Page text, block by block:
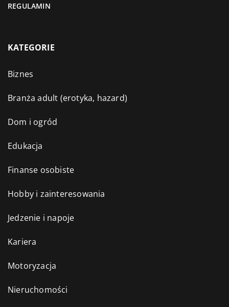
REGULAMIN
KATEGORIE
Biznes
Branża adult (erotyka, hazard)
Dom i ogród
Edukacja
Finanse osobiste
Hobby i zainteresowania
Jedzenie i napoje
Kariera
Motoryzacja
Nieruchomości